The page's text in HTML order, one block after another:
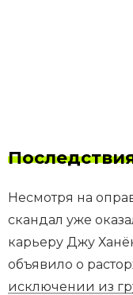
Несмотря на
скандал уже
карьеру Джу
объявило о
исключении из